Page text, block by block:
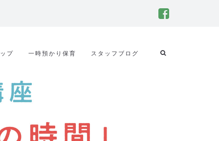
プ 一時預かり保育 スタッフブログ